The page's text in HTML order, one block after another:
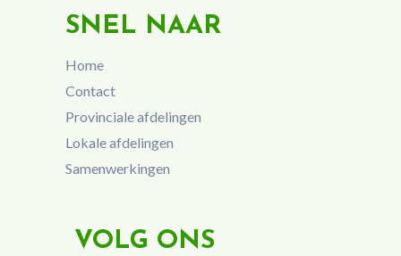
SNEL NAAR
Home
Contact
Provinciale afdelingen
Lokale afdelingen
Samenwerkingen
VOLG ONS